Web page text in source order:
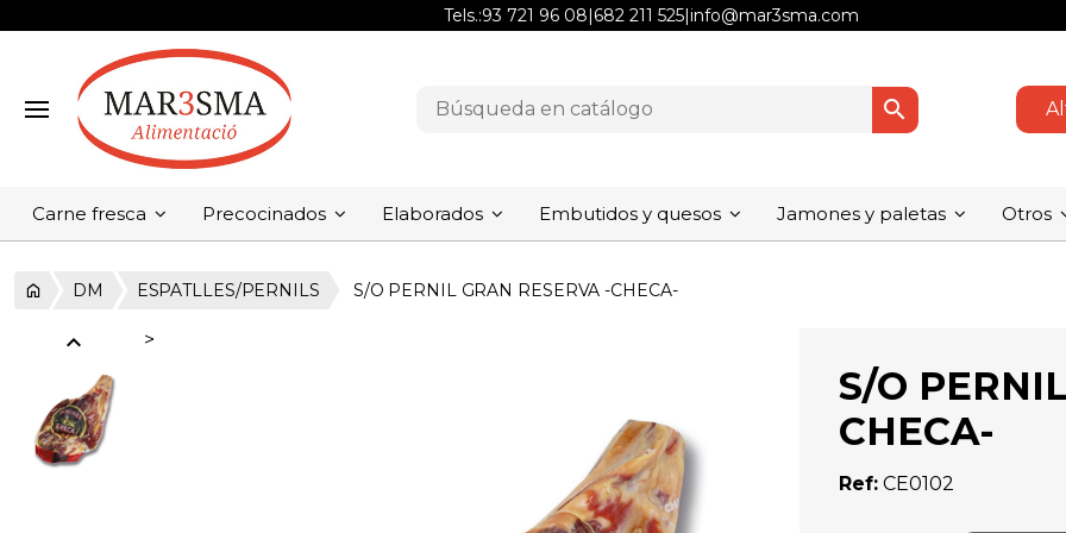
Tels.:93 721 96 08|682 211 525|info@mar3sma.com
search
Carne fresca Precocinados Elaborados Embutidos y quesos Jamones y paletas Otros
DM ESPATLLES/PERNILS S/O PERNIL GRAN RESERVA -CHECA-
expand_less >
S/O
CHECA-
Ref: CE0102